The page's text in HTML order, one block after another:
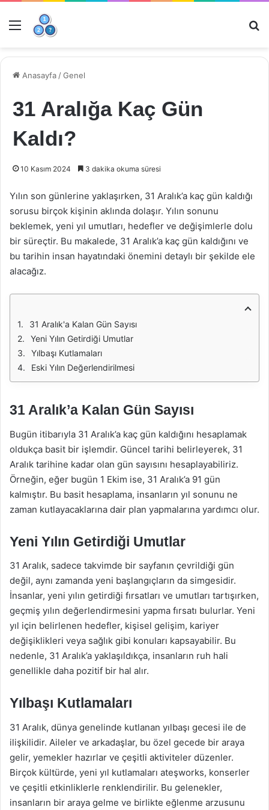
Menü
Anasayfa /Genel
31 Aralığa Kaç Gün
Kaldı?
10 Kasım 2024 3 dakika okuma süresi
Yılın son günlerine yaklaşırken, 31 Aralık’a kaç gün kaldığı
sorusu birçok kişinin aklında dolaşır. Yılın sonunu
beklemek, yeni yıl umutları, hedefler ve değişimlerle dolu
bir süreçtir. Bu makalede, 31 Aralık’a kaç gün kaldığını ve
bu tarihin insan hayatındaki önemini detaylı bir şekilde ele
alacağız.
31 Aralık'a Kalan Gün Sayısı
Yeni Yılın Getirdiği Umutlar
Yılbaşı Kutlamaları
Eski Yılın Değerlendirilmesi
31 Aralık’a Kalan Gün Sayısı
Bugün itibarıyla 31 Aralık’a kaç gün kaldığını hesaplamak
oldukça basit bir işlemdir. Güncel tarihi belirleyerek, 31
Aralık tarihine kadar olan gün sayısını hesaplayabiliriz.
Örneğin, eğer bugün 1 Ekim ise, 31 Aralık’a 91 gün
kalmıştır. Bu basit hesaplama, insanların yıl sonunu ne
zaman kutlayacaklarına dair plan yapmalarına yardımcı olur.
Yeni Yılın Getirdiği Umutlar
31 Aralık, sadece takvimde bir sayfanın çevrildiği gün
değil, aynı zamanda yeni başlangıçların da simgesidir.
İnsanlar, yeni yılın getirdiği fırsatları ve umutları tartışırken,
geçmiş yılın değerlendirmesini yapma fırsatı bulurlar. Yeni
yıl için belirlenen hedefler, kişisel gelişim, kariyer
değişiklikleri veya sağlık gibi konuları kapsayabilir. Bu
nedenle, 31 Aralık’a yaklaşıldıkça, insanların ruh hali
genellikle daha pozitif bir hal alır.
Yılbaşı Kutlamaları
31 Aralık, dünya genelinde kutlanan yılbaşı gecesi ile de
ilişkilidir. Aileler ve arkadaşlar, bu özel gecede bir araya
gelir, yemekler hazırlar ve çeşitli aktiviteler düzenler.
Birçok kültürde, yeni yıl kutlamaları ateşworks, konserler
ve çeşitli etkinliklerle renklendirilir. Bu gelenekler,
insanların bir araya gelme ve birlikte eğlenme arzusunu